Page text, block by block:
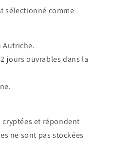
sélectionné comme
Autriche.
jours ouvrables dans la
et répondent
ne sont pas stockées